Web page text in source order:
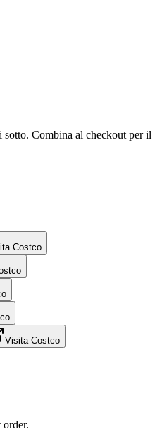
Combina al checkout per il
Costco
Visita Costco